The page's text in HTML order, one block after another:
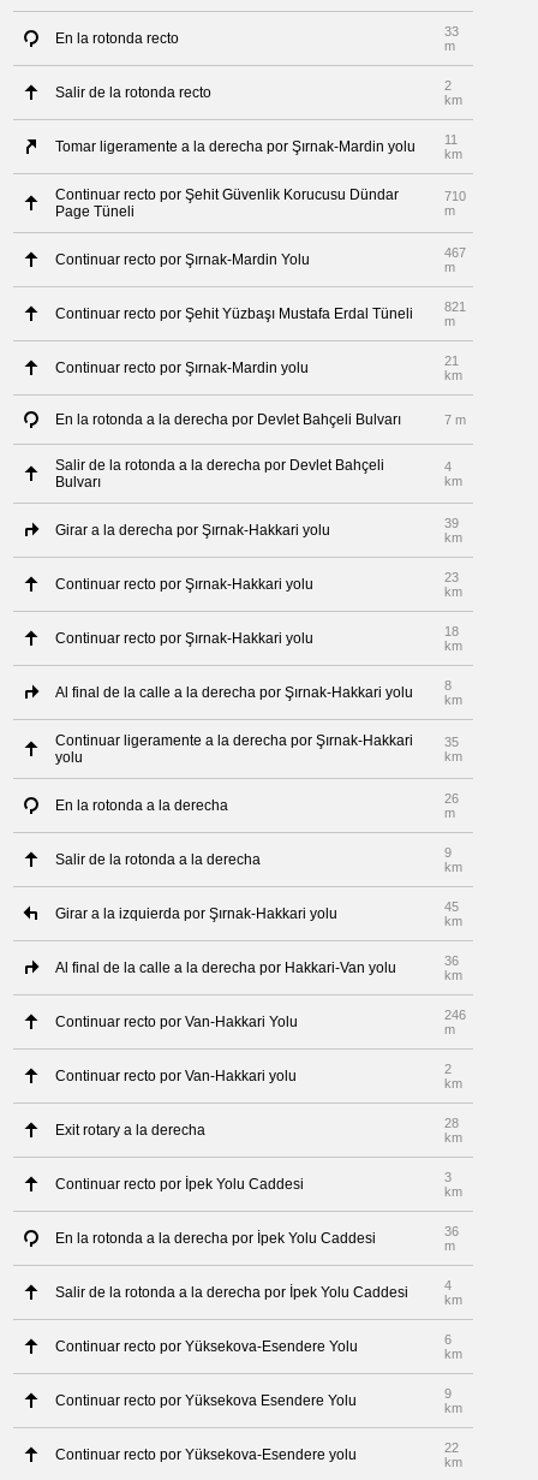
En la rotonda recto
33
m
Salir de la rotonda recto
2
km
Tomar ligeramente a la derecha por Şırnak-Mardin yolu
11
km
Continuar recto por Şehit Güvenlik Korucusu Dündar
Page Tüneli
710
m
Continuar recto por Şırnak-Mardin Yolu
467
m
Continuar recto por Şehit Yüzbaşı Mustafa Erdal Tüneli
821
m
Continuar recto por Şırnak-Mardin yolu
21
km
En la rotonda a la derecha por Devlet Bahçeli Bulvarı 7 m
Salir de la rotonda a la derecha por Devlet Bahçeli
Bulvarı
4
km
Girar a la derecha por Şırnak-Hakkari yolu
39
km
Continuar recto por Şırnak-Hakkari yolu
23
km
Continuar recto por Şırnak-Hakkari yolu
18
km
Al final de la calle a la derecha por Şırnak-Hakkari yolu
8
km
Continuar ligeramente a la derecha por Şırnak-Hakkari
yolu
35
km
En la rotonda a la derecha
26
m
Salir de la rotonda a la derecha
9
km
Girar a la izquierda por Şırnak-Hakkari yolu
45
km
Al final de la calle a la derecha por Hakkari-Van yolu
36
km
Continuar recto por Van-Hakkari Yolu
246
m
Continuar recto por Van-Hakkari yolu
2
km
Exit rotary a la derecha
28
km
Continuar recto por İpek Yolu Caddesi
3
km
En la rotonda a la derecha por İpek Yolu Caddesi
36
m
Salir de la rotonda a la derecha por İpek Yolu Caddesi
4
km
Continuar recto por Yüksekova-Esendere Yolu
6
km
Continuar recto por Yüksekova Esendere Yolu
9
km
Continuar recto por Yüksekova-Esendere yolu
22
km